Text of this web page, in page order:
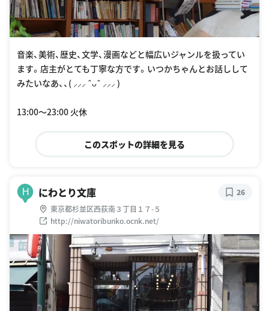
音楽、美術、歴史、文学、漫画などと幅広いジャンルを扱ってい
ます。店主がとても丁寧な方です。いつかちゃんとお話しして
みたいなあ、、( ⸝⸝⸝ ˆᴗˆ ⸝⸝⸝ )
13:00〜23:00 火休
このスポットの詳細を見る
H にわとり文庫
東京都杉並区西荻南３丁目１７-５
http://niwatoribunko.ocnk.net/
26